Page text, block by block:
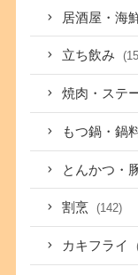
居酒屋・海
立ち飲み
焼肉・ステ
もつ鍋・鍋
とんかつ・
割烹 (142)
カキフライ